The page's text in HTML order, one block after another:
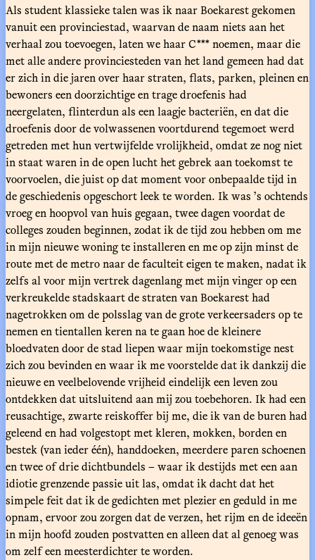
Als student klassieke talen was ik naar Boekarest gekomen
vanuit een provinciestad, waarvan de naam niets aan het
verhaal zou toevoegen, laten we haar C*** noemen, maar die
met alle andere provinciesteden van het land gemeen had dat
er zich in die jaren over haar straten, flats, parken, pleinen en
bewoners een doorzichtige en trage droefenis had
neergelaten, flinterdun als een laagje bacteriën, en dat die
droefenis door de volwassenen voortdurend tegemoet werd
getreden met hun vertwijfelde vrolijkheid, omdat ze nog niet
in staat waren in de open lucht het gebrek aan toekomst te
voorvoelen, die juist op dat moment voor onbepaalde tijd in
de geschiedenis opgeschort leek te worden. Ik was ’s ochtends
vroeg en hoopvol van huis gegaan, twee dagen voordat de
colleges zouden beginnen, zodat ik de tijd zou hebben om me
in mijn nieuwe woning te installeren en me op zijn minst de
route met de metro naar de faculteit eigen te maken, nadat ik
zelfs al voor mijn vertrek dagenlang met mijn vinger op een
verkreukelde stadskaart de straten van Boekarest had
nagetrokken om de polsslag van de grote verkeersaders op te
nemen en tientallen keren na te gaan hoe de kleinere
bloedvaten door de stad liepen waar mijn toekomstige nest
zich zou bevinden en waar ik me voorstelde dat ik dankzij die
nieuwe en veelbelovende vrijheid eindelijk een leven zou
ontdekken dat uitsluitend aan mij zou toebehoren. Ik had een
reusachtige, zwarte reiskoffer bij me, die ik van de buren had
geleend en had volgestopt met kleren, mokken, borden en
bestek (van ieder één), handdoeken, meerdere paren schoenen
en twee of drie dichtbundels – waar ik destijds met een aan
idiotie grenzende passie uit las, omdat ik dacht dat het
simpele feit dat ik de gedichten met plezier en geduld in me
opnam, ervoor zou zorgen dat de verzen, het rijm en de ideeën
in mijn hoofd zouden postvatten en alleen dat al genoeg was
om zelf een meesterdichter te worden.